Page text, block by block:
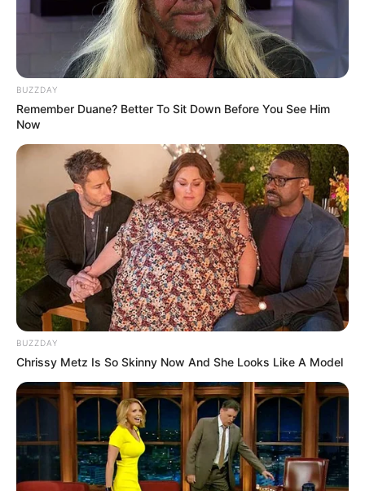
BUZZDAY
Remember Duane? Better To Sit Down Before You See Him
Now
BUZZDAY
Chrissy Metz Is So Skinny Now And She Looks Like A Model